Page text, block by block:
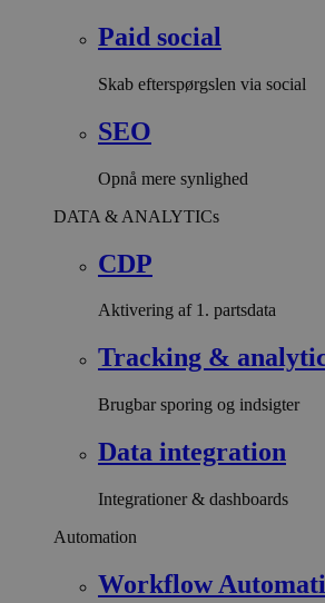
Paid social
Skab efterspørgslen via social
SEO
Opnå mere synlighed
DATA & ANALYTICs
CDP
Aktivering af 1. partsdata
Tracking &
Brugbar sporing og indsigter
Data integration
Integrationer & dashboards
Automation
Workflow